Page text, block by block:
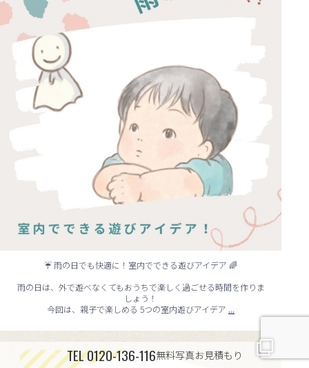
☔ 雨の日でも快適に！室内でできる遊びアイデア 🌈
雨の日は、外で遊べなくてもおうちで楽しく過ごせる時間を作りま
しょう！
今回は、親子で楽しめる 5つの室内遊びアイデア ...
🏠 知らないと損する！外壁塗装のタイミング✨
...
TEL0120-136-116無料写真お見積もり